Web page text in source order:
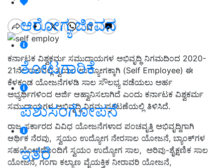
ಆರೋಗ್ಯ ಜೀವನ
ತೋಟಗಾರಿಕೆ
ಪಶುಸಂಗೋಪನೆ
ಇತರೆ
ಕರ್ನಾಟಕ ವಿಶ್ವಕರ್ಮ ಸಮುದಾಯಗಳ ಅಭಿವೃದ್ಧಿ ನಿಗಮದಿಂದ 2020-
21ನೇ ಸಾಲಿನಲ್ಲಿ ಸ್ವಯಂ ಉದ್ಯೋಗಕ್ಕಾಗಿ (Self Employee) ಈ
ಕೆಳಕಂಡ ಯೋಜನೆಗಳಡಿ ಸಾಲ ಸೌಲಭ್ಯ ಪಡೆಯಲು ಅರ್ಹ
ಅಭ್ಯರ್ಥಿಗಳಿಂದ ಅರ್ಜಿ ಆಹ್ವಾನಿಸಲಾಗಿದೆ ಎಂದು ಕರ್ನಾಟಕ ವಿಶ್ವಕರ್ಮ
ಸಮುದಾಯಗಳ ಅಭಿವೃದ್ಧಿ ನಿಗಮ ಪ್ರಕಟಣೆಯಲ್ಲಿ ತಿಳಿಸಿದೆ.
ರಾಜ್ಯ ಸರ್ಕಾರದ ವಿವಿಧ ಯೋಜನೆಗಳಾದ ಪಂಚವೃತ್ತಿ ಅಭಿವೃದ್ದಿಗಾಗಿ
ಆರ್ಥಿಕ ನೆರವು, ಸ್ವಯಂ ಉದ್ಯೋಗ ನೇರಸಾಲ ಯೋಜನೆ, ಬ್ಯಾಂಕ್‍ಗಳ
ಸಹಯೋಗದೊಂದಿಗೆ ಸ್ವಯಂ ಉದ್ಯೋಗ ಸಾಲ, ಅರಿವು-ಶೈಕ್ಷಣಿಕ ಸಾಲ
ಯೋಜನೆ, ಗಂಗಾ ಕಲ್ಯಾಣ ವೈಯಕ್ತಿಕ ನೀರಾವರಿ ಯೋಜನೆ,